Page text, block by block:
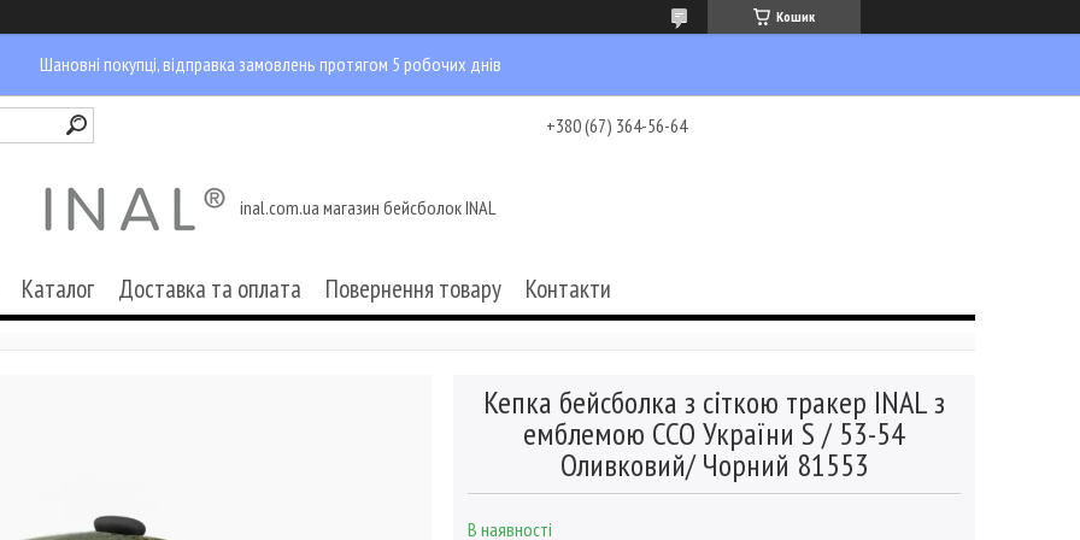
Кошик
Шановні покупці, відправка замовлень протягом 5 робочих днів
+380 (67) 364-56-64
inal.com.ua магазин бейсболок INAL
Каталог Доставка та оплата Повернення товару Контакти
Кепка бейсболка з сіткою тракер INAL з
емблемою ССО України S / 53-54
Оливковий/ Чорний 81553
В наявності